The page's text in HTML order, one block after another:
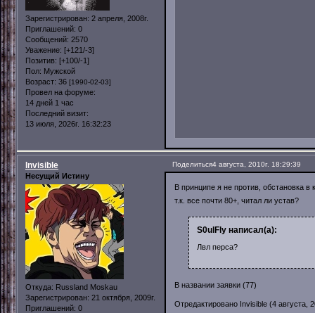
Зарегистрирован: 2 апреля, 2008г.
Приглашений: 0
Сообщений: 2570
Уважение: [+121/-3]
Позитив: [+100/-1]
Пол: Мужской
Возраст: 36 [1990-02-03]
Провел на форуме:
14 дней 1 час
Последний визит:
13 июля, 2026г. 16:32:23
Поделиться4 августа, 2010г. 18:29:39
Invisible
Несущий Истину
Откуда: Russland Moskau
Зарегистрирован: 21 октября, 2009г.
Приглашений: 0
В принципе я не против, обстановка
т.к. все почти 80+, читал ли устав?
S0ulFly написал(а):
Лвл перса?
В названии заявки (77)
Отредактировано Invisible (4 августа,